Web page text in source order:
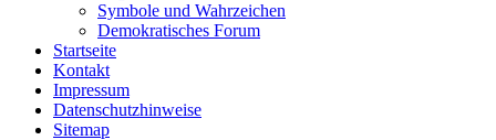
Symbole und Wahrzeichen
Demokratisches Forum
Startseite
Kontakt
Impressum
Datenschutzhinweise
Sitemap